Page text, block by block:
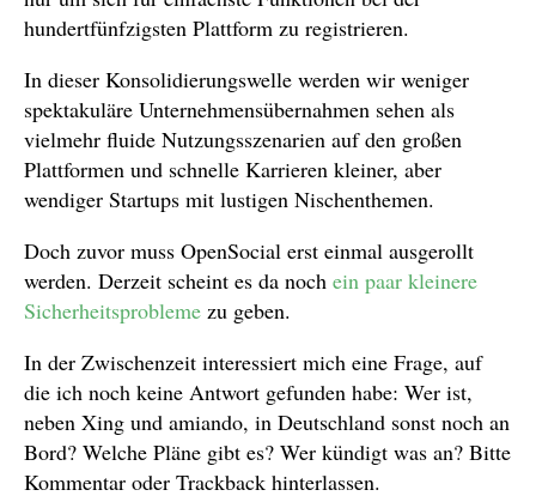
hundertfünfzigsten Plattform zu registrieren.
In dieser Konsolidierungswelle werden wir weniger
spektakuläre Unternehmensübernahmen sehen als
vielmehr fluide Nutzungsszenarien auf den großen
Plattformen und schnelle Karrieren kleiner, aber
wendiger Startups mit lustigen Nischenthemen.
Doch zuvor muss OpenSocial erst einmal ausgerollt
werden. Derzeit scheint es da noch ein paar kleinere
Sicherheitsprobleme zu geben.
In der Zwischenzeit interessiert mich eine Frage, auf
die ich noch keine Antwort gefunden habe: Wer ist,
neben Xing und amiando, in Deutschland sonst noch an
Bord? Welche Pläne gibt es? Wer kündigt was an? Bitte
Kommentar oder Trackback hinterlassen.